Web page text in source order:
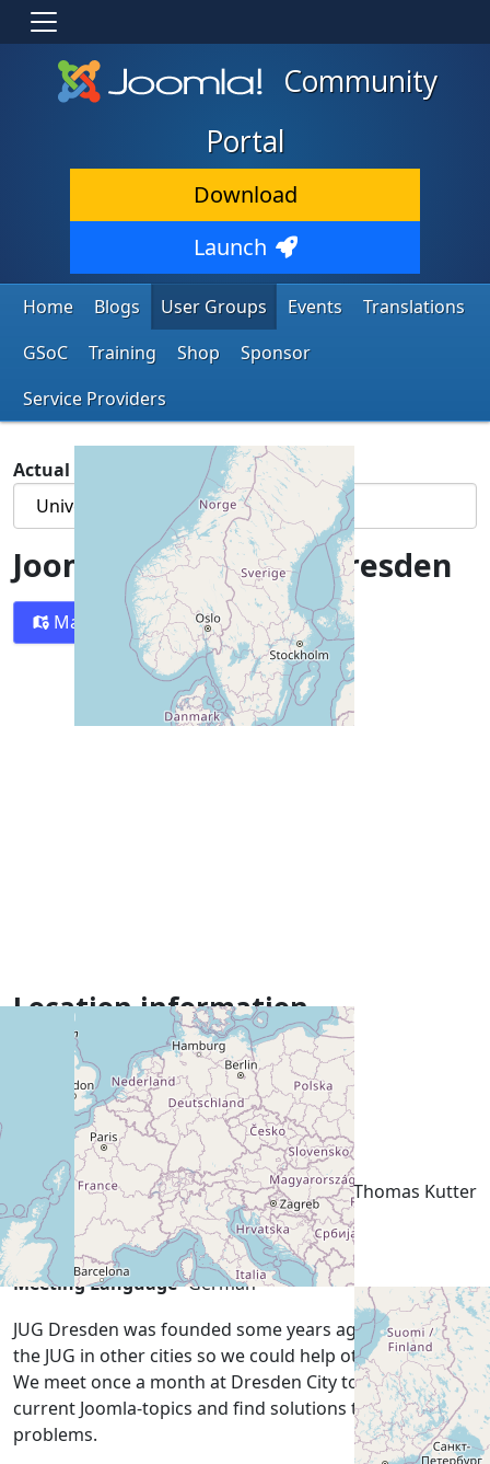
Community
Portal
Download
Launch
Home Blogs User Groups Events
Translations
GSoC
Training Shop
Sponsor
Service Providers
Actual timezone:
Joomla! User Group Dresden
Map Directions
Location information
Dresden
County
Saxony
Country
Germany
Organisers
Gunter Hellmann & Thomas Kutter
Meetings held
Monthly
Meeting Language German
JUG Dresden was founded some years ago, similar to
the JUG in other cities so we could help others locally.
We meet once a month at Dresden City to talk about
current Joomla-topics and find solutions to some
problems.